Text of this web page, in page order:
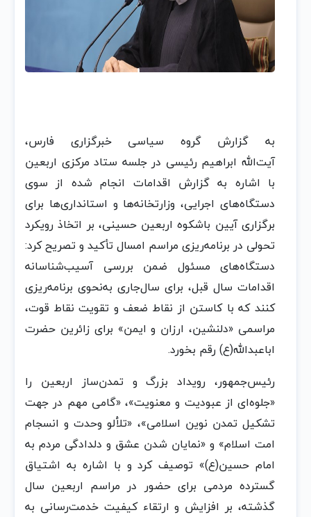
به گزارش گروه سیاسی خبرگزاری فارس،
آیت‌الله ابراهیم رئیسی در جلسه ستاد مرکزی اربعین
با اشاره به گزارش اقدامات انجام شده از سوی
دستگاه‌های اجرایی، وزارتخانه‌ها و استانداری‌ها برای
برگزاری آیین باشکوه اربعین حسینی، بر اتخاذ رویکرد
تحولی در برنامه‌ریزی مراسم امسال تأکید و تصریح کرد:
دستگاه‌های مسئول ضمن بررسی آسیب‌شناسانه
اقدامات سال قبل، برای سال‌جاری به‌نحوی برنامه‌ریزی
کنند که با کاستن از نقاط ضعف و تقویت نقاط قوت،
مراسمی «دلنشین، ارزان و ایمن» برای زائرین حضرت
اباعبدالله(ع) رقم بخورد.
رئیس‌جمهور، رویداد بزرگ و تمدن‌ساز اربعین را
«جلوه‌ای از عبودیت و معنویت»، «گامی مهم در جهت
تشکیل تمدن نوین اسلامی»، «تلألو وحدت و انسجام
امت اسلام» و «نمایان شدن عشق و دلدادگی مردم به
امام حسین(ع)» توصیف کرد و با اشاره به اشتیاق
گسترده مردمی برای حضور در مراسم اربعین سال
گذشته، بر افزایش و ارتقاء کیفیت خدمت‌رسانی به